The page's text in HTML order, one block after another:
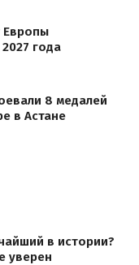
Европы
года
8 медалей
в Астане
в истории?
уверен